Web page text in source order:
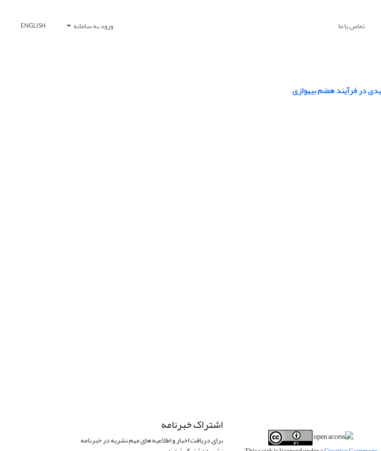
تماس با ما ورود به سامانه ENGLISH
اشتراک خبرنامه
برای دریافت اخبار و اطلاعیه های مهم نشریه در خبرنامه